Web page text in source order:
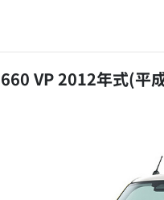
VP 2012年式(平